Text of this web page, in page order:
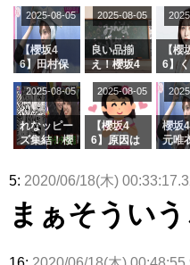
理子、8/6
「ラヴィッ
ト！」水曜
スタジオ出
演決定
uddiesを
ざわつかせ
る...
カッ
さん
【く
ナン
【櫻坂4
6】田村保
ージを脱い
でいた理由
2025-08-05
良い品揃
え！櫻坂4
グル『Mak
e or Brea
k』オフィ
シャルグッ
ズ絶賛販売
2025-08-05
【櫻
6】
の2
玉に
沼晶
りぃ
タラ
れなッピー
ズ集結！櫻
理子、8/6
ト！」水曜
スタジオ出
2025-08-05
【櫻坂4
6】原因は
uddiesを
る...
2025-08-05
櫻坂
元唯
カッ
【く
ナン
5: 2020/06/18(木)
まぁそうい
16: 2020/06/18(木)